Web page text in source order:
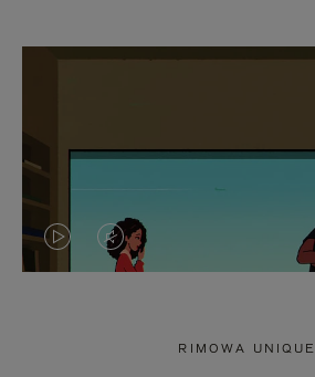
LA LE
RIMOWA UNIQUE